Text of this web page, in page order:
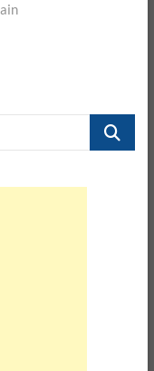
CARI